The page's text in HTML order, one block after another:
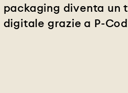
packaging diventa un
digitale grazie a P-